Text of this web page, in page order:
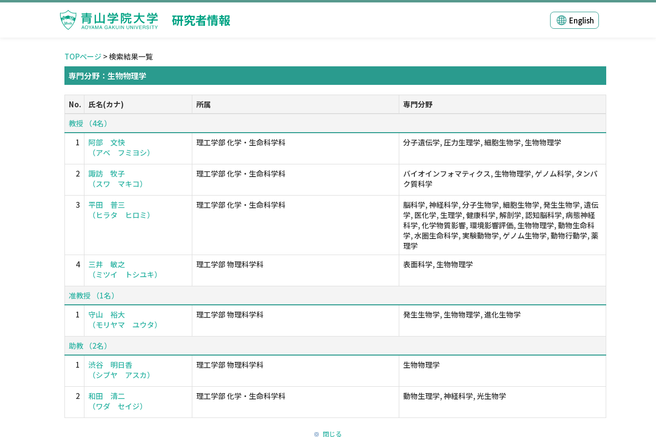
研究者情報 English
TOPページ > 検索結果一覧
専門分野：生物物理学
No. 氏名(カナ) 所属
専門分野
教授 （4名）
1
阿部 文快
（アベ フミヨシ）
理工学部 化学・生命科学科 分子遺伝学, 圧力生理学, 細胞生物学, 生物物理学
2
諏訪 牧子
（スワ マキコ）
理工学部 化学・生命科学科
バイオインフォマティクス, 生物物理学, ゲノム科学, タンパ
ク質科学
3
平田 普三
（ヒラタ ヒロミ）
理工学部 化学・生命科学科
脳科学, 神経科学, 分子生物学, 細胞生物学, 発生生物学, 遺伝
学, 医化学, 生理学, 健康科学, 解剖学, 認知脳科学, 病態神経
科学, 化学物質影響, 環境影響評価, 生物物理学, 動物生命科
学, 水圏生命科学, 実験動物学, ゲノム生物学, 動物行動学, 薬
理学
4
三井 敏之
（ミツイ トシユキ）
理工学部 物理科学科 表面科学, 生物物理学
准教授 （1名）
1
守山 裕大
（モリヤマ ユウタ）
理工学部 物理科学科 発生生物学, 生物物理学, 進化生物学
助教 （2名）
1
渋谷 明日香
（シブヤ アスカ）
理工学部 物理科学科 生物物理学
2
和田 清二
（ワダ セイジ）
理工学部 化学・生命科学科 動物生理学, 神経科学, 光生物学
閉じる